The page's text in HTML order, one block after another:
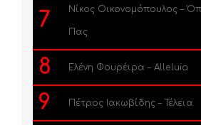
7 Νίκος Οικονομόπουλος –
Πας
8 Ελένη Φουρέιρα – Alleluia
9 Πέτρος Ιακωβίδης – Τέλεια